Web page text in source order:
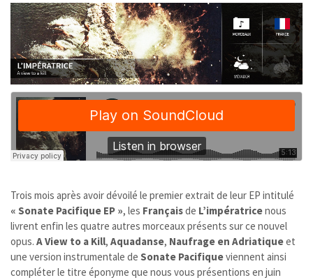
Trois mois après avoir dévoilé le premier extrait de leur EP intitulé
« Sonate Pacifique EP », les Françaisde L’impératricenous
livrent enfin les quatre autres morceaux présents sur ce nouvel
opus. A View to a Kill, Aquadanse, Naufrage en Adriatiqueet
une version instrumentale de Sonate Pacifiqueviennent ainsi
compléter le titre éponyme que nous vous présentions en juin